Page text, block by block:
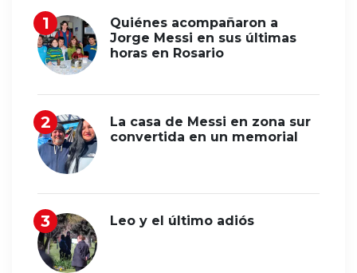
Quiénes acompañaron a
Jorge Messi en sus últimas
horas en Rosario
La casa de Messi en zona sur
convertida en un memorial
Leo y el último adiós